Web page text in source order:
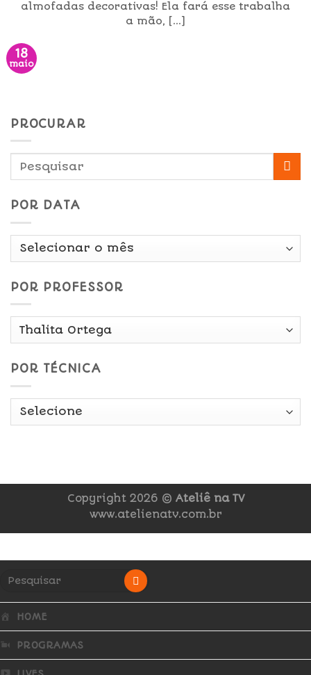
almofadas decorativas! Ela fará esse trabalha
a mão, [...]
18
maio
PROCURAR
POR DATA
Por
POR PROFESSOR
POR TÉCNICA
Copyright 2026 © Ateliê na TV
www.atelienatv.com.br
HOME
PROGRAMAS